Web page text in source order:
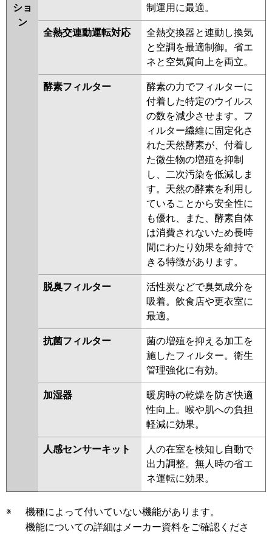
ショ
ン
制運用に最適。
全熱交連動運転対応
全熱交換器と連動し換気
と空調を最適制御。省エ
ネと空気質向上を両立。
酵素フィルター
酵素の力でフィルターに
付着した特定のウイルス
の数を減少させます。フ
ィルター繊維に固定化さ
れた天然酵素が、付着し
た微生物の増殖を抑制
し、二次汚染を低減しま
す。天然の酵素を利用し
ていることから安全性に
も優れ、また、酵素自体
は消費されないため長時
間にわたり効果を維持で
きる特徴があります。
脱臭フィルター
活性炭などで臭気成分を
吸着。飲食店や更衣室に
最適。
抗菌フィルター
菌の増殖を抑える加工を
施したフィルター。衛生
管理強化に有効。
加湿器
暖房時の乾燥を防ぎ快適
性向上。喉や肌への負担
軽減に効果。
人感センサーキット
人の在室を検知し自動で
出力調整。無人時の省エ
ネ運転に効果。
※
機種によって付いていない機能があります。
機能についての詳細はメーカー資料をご確認くださ